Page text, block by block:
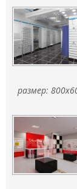
размер: